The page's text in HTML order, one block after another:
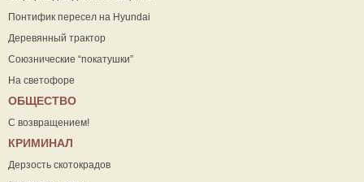
Понтифик пересел на Hyundai
Деревянный трактор
Союзнические “покатушки”
На светофоре
ОБЩЕСТВО
С возвращением!
КРИМИНАЛ
Дерзость скотокрадов